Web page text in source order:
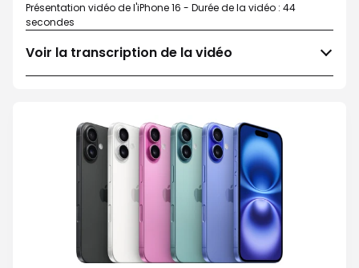
Présentation vidéo de l'iPhone 16 - Durée de la vidéo : 44
secondes
Voir la transcription de la vidéo